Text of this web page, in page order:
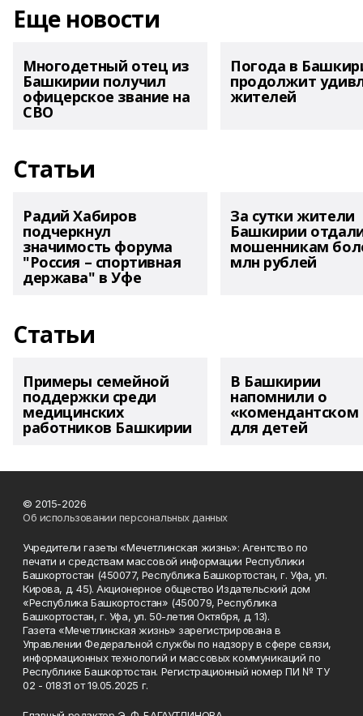
Еще новости
Многодетный отец из
Башкирии получил
офицерское звание на
СВО
Погода в
продолжит
жителей
Статьи
Радий Хабиров
подчеркнул
значимость форума
"Россия – спортивная
держава" в Уфе
За сутки жители
Башкирии
мошенникам
млн рублей
Статьи
Примеры семейной
поддержки среди
медицинских
работников Башкирии
В Башкирии
напомнили о
«комендантском
для детей
© 2015-2026
Об использовании персональных данных
Учредители газеты «Мечетлинская жизнь»: Агентство по
печати и средствам массовой информации Республики
Башкортостан (450077, Республика Башкортостан, г. Уфа, ул.
Кирова, д. 45). Акционерное общество Издательский дом
«Республика Башкортостан» (450079, Республика
Башкортостан, г. Уфа, ул. 50-летия Октября, д. 13).
Газета «Мечетлинская жизнь» зарегистрирована в
Управлении Федеральной службы по надзору в сфере связи,
информационных технологий и массовых коммуникаций по
Республике Башкортостан. Регистрационный номер ПИ № ТУ
02 - 01831 от 19.05.2025 г.